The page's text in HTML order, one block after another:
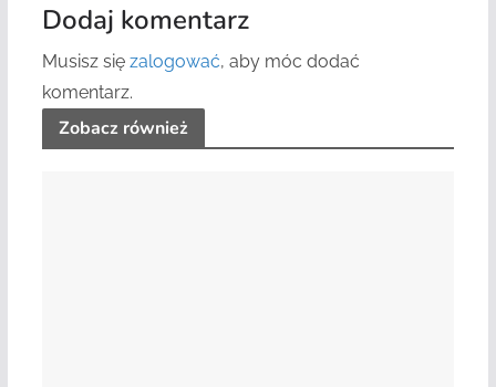
Dodaj komentarz
Musisz się zalogować, aby móc dodać
komentarz.
Zobacz również